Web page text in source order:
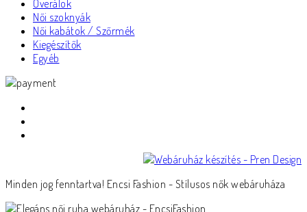
Overálok
Női szoknyák
Női kabátok / Szőrmék
Kiegészítők
Egyéb
Minden jog fenntartva! Encsi Fashion - Stílusos nők webáruháza